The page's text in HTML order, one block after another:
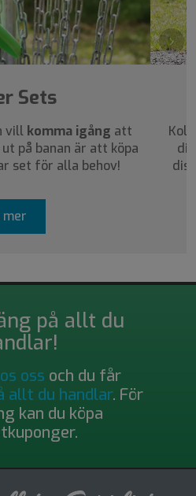
›
Sets
vill komma igång att
på banan är att köpa
set för alla behov!
mer
på allt du
oss och du får
allt du handlar. För
kan du köpa